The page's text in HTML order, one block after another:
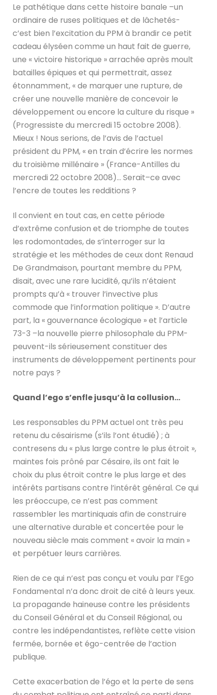
Le pathétique dans cette histoire banale –un
ordinaire de ruses politiques et de lâchetés-
c’est bien l’excitation du PPM à brandir ce petit
cadeau élyséen comme un haut fait de guerre,
une « victoire historique » arrachée après moult
batailles épiques et qui permettrait, assez
étonnamment, « de marquer une rupture, de
créer une nouvelle manière de concevoir le
développement ou encore la culture du risque »
(Progressiste du mercredi 15 octobre 2008).
Mieux ! Nous serions, de l’avis de l’actuel
président du PPM, « en train d’écrire les normes
du troisième millénaire » (France-Antilles du
mercredi 22 octobre 2008)… Serait–ce avec
l’encre de toutes les redditions ?
Il convient en tout cas, en cette période
d’extrême confusion et de triomphe de toutes
les rodomontades, de s’interroger sur la
stratégie et les méthodes de ceux dont Renaud
De Grandmaison, pourtant membre du PPM,
disait, avec une rare lucidité, qu’ils n’étaient
prompts qu’à « trouver l’invective plus
commode que l’information politique ». D’autre
part, la « gouvernance écologique » et l’article
73-3 –la nouvelle pierre philosophale du PPM-
peuvent-ils sérieusement constituer des
instruments de développement pertinents pour
notre pays ?
Quand l’ego s’enfle jusqu’à la collusion…
Les responsables du PPM actuel ont très peu
retenu du césairisme (s’ils l’ont étudié) ; à
contresens du « plus large contre le plus étroit »,
maintes fois prôné par Césaire, ils ont fait le
choix du plus étroit contre le plus large et des
intérêts partisans contre l’intérêt général. Ce qui
les préoccupe, ce n’est pas comment
rassembler les martiniquais afin de construire
une alternative durable et concertée pour le
nouveau siècle mais comment « avoir la main »
et perpétuer leurs carrières.
Rien de ce qui n’est pas conçu et voulu par l’Ego
Fondamental n’a donc droit de cité à leurs yeux.
La propagande haineuse contre les présidents
du Conseil Général et du Conseil Régional, ou
contre les indépendantistes, reflète cette vision
fermée, bornée et égo-centrée de l’action
publique.
Cette exacerbation de l’égo et la perte de sens